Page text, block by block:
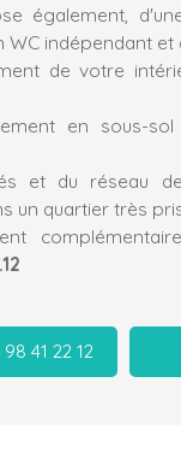
également,
WC indépendant et
de votre
en sous-
et du réseau
un quartier très
41 22 12